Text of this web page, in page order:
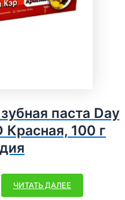
паста Day
Красная, 100 г
ЧИТАТЬ ДАЛЕЕ